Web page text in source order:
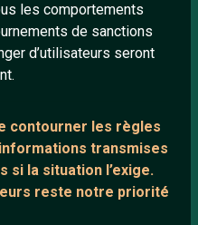
les comportements
de sanctions
d’utilisateurs seront
contourner les règles
transmises
si la situation l’exige.
reste notre priorité